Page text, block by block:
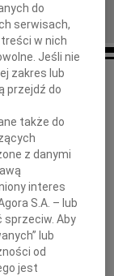
Koleżance
współczucia
śmierci
do
serwisach,
w nich
Jeśli nie
zakres lub
przejdź do
także do
z danymi
interes
S.A. – lub
sprzeciw. Aby
lub
od
jest